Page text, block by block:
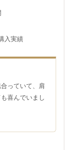
入実績
っていて、肩
喜んでいまし